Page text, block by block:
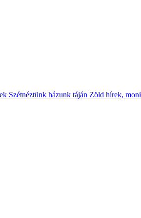
Szétnéztünk házunk táján Zöld hírek,